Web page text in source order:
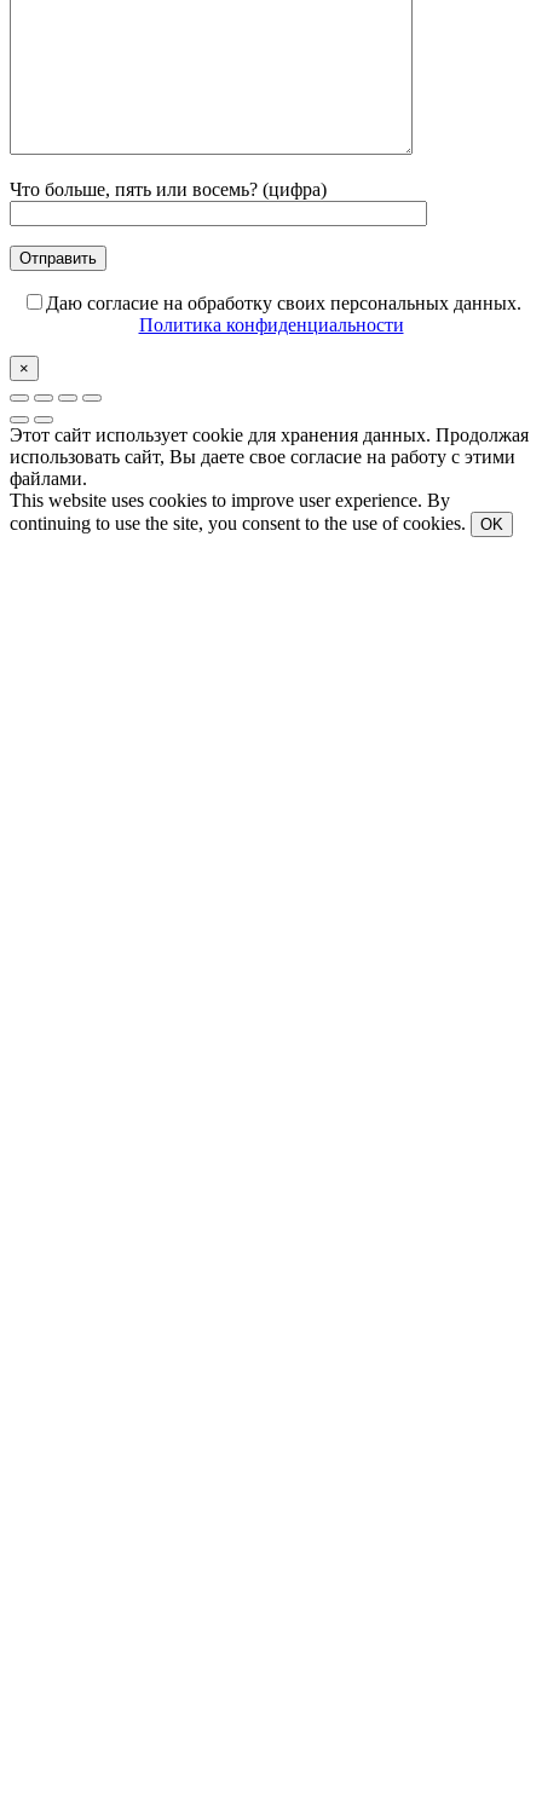
Что больше, пять или восемь? (цифра)
Даю согласие на обработку своих персональных данных.
Политика конфиденциальности
×
Этот сайт использует cookie для хранения данных. Продолжая
использовать сайт, Вы даете свое согласие на работу с этими
файлами.
This website uses cookies to improve user experience. By
continuing to use the site, you consent to the use of cookies.
OK